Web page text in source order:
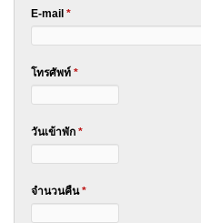
E-mail *
โทรศัพท์ *
วันเข้าพัก *
จำนวนคืน*